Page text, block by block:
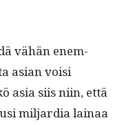
vähän enem­
asian voisi
asia siis niin, että
mil­jar­dia lainaa